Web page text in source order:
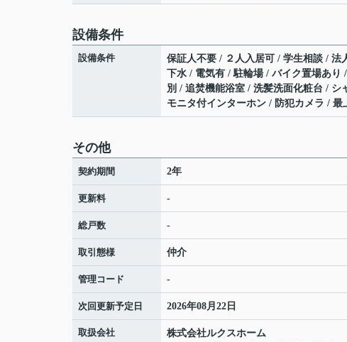
設備条件
設備条件
保証人不要 / ２人入居可 / 学生相談 /
下水 / 電気有 / 駐輪場 / バイク置場あり
別 / 追焚機能浴室 / 洗髪洗面化粧台 /
モニタ付インターホン / 防犯カメラ / 最
その他
契約期間 2年
更新料 -
総戸数 -
取引態様 仲介
管理コード -
次回更新予定日 2026年08月22日
取扱会社
株式会社ルクスホーム